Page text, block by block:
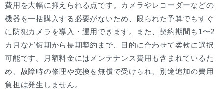
費用を大幅に抑えられる点です。カメラやレコーダーなどの
機器を一括購入する必要がないため、限られた予算でもすぐ
に防犯カメラを導入・運用できます。また、契約期間も1〜2
カ月など短期から長期契約まで、目的に合わせて柔軟に選択
可能です。月額料金にはメンテナンス費用も含まれているた
め、故障時の修理や交換を無償で受けられ、別途追加の費用
負担は発生しません。